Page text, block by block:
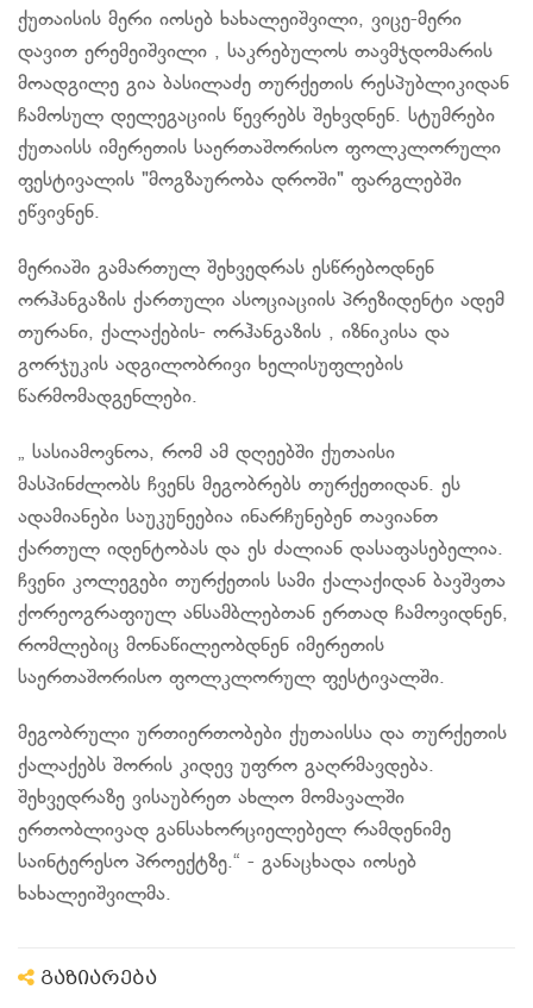
ქუთაისის მერი იოსებ ხახალეიშვილი, ვიცე-მერი
დავით ერემეიშვილი , საკრებულოს თავმჯდომარის
მოადგილე გია ბასილაძე თურქეთის რესპუბლიკიდან
ჩამოსულ დელეგაციის წევრებს შეხვდნენ. სტუმრები
ქუთაისს იმერეთის საერთაშორისო ფოლკლორული
ფესტივალის "მოგზაურობა დროში" ფარგლებში
ეწვივნენ.
მერიაში გამართულ შეხვედრას ესწრებოდნენ
ორჰანგაზის ქართული ასოციაციის პრეზიდენტი ადემ
თურანი, ქალაქების- ორჰანგაზის , იზნიკისა და
გორჯუკის ადგილობრივი ხელისუფლების
წარმომადგენლები.
„ სასიამოვნოა, რომ ამ დღეებში ქუთაისი
მასპინძლობს ჩვენს მეგობრებს თურქეთიდან. ეს
ადამიანები საუკუნეებია ინარჩუნებენ თავიანთ
ქართულ იდენტობას და ეს ძალიან დასაფასებელია.
ჩვენი კოლეგები თურქეთის სამი ქალაქიდან ბავშვთა
ქორეოგრაფიულ ანსამბლებთან ერთად ჩამოვიდნენ,
რომლებიც მონაწილეობდნენ იმერეთის
საერთაშორისო ფოლკლორულ ფესტივალში.
მეგობრული ურთიერთობები ქუთაისსა და თურქეთის
ქალაქებს შორის კიდევ უფრო გაღრმავდება.
შეხვედრაზე ვისაუბრეთ ახლო მომავალში
ერთობლივად განსახორციელებელ რამდენიმე
საინტერესო პროექტზე.“ - განაცხადა იოსებ
ხახალეიშვილმა.
გაზიარება